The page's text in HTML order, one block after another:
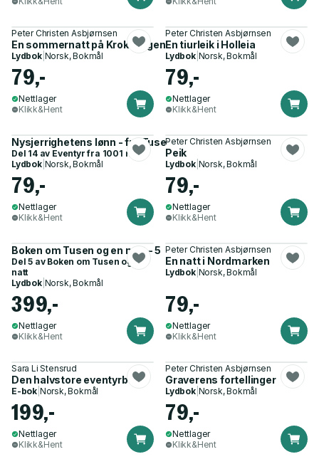
Peter Christen Asbjørnsen
En sommernatt på Krokskogen
Lydbok| Norsk, Bokmål
79,-
Nettlager
Klikk&Hent
Peter Christen Asbjørnsen
En tiurleik i Holleia
Lydbok| Norsk, Bokmål
79,-
Nettlager
Klikk&Hent
Nysjerrighetens lønn - fra Tusen og én natt
Del 14 av Eventyr fra 1001 natt
Lydbok| Norsk, Bokmål
79,-
Nettlager
Klikk&Hent
Peter Christen Asbjørnsen
Peik
Lydbok| Norsk, Bokmål
79,-
Nettlager
Klikk&Hent
Boken om Tusen og en natt - 5
Del 5 av Boken om Tusen og en
natt
Lydbok| Norsk, Bokmål
399,-
Nettlager
Klikk&Hent
Peter Christen Asbjørnsen
En natt i Nordmarken
Lydbok| Norsk, Bokmål
79,-
Nettlager
Klikk&Hent
Sara Li Stensrud
Den halvstore eventyrboka
E-bok Norsk, Bokmål
199,-
Nettlager
Klikk&Hent
Peter Christen Asbjørnsen
Graverens fortellinger
Lydbok| Norsk, Bokmål
79,-
Nettlager
Klikk&Hent